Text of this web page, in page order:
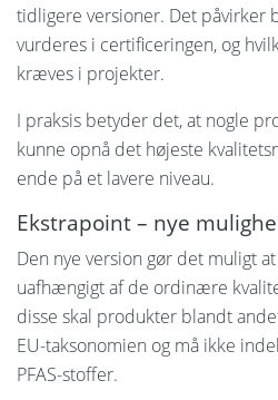
tidligere versioner. Det påvirker
vurderes i certificeringen, og
kræves i projekter.
I praksis betyder det, at nogle
kunne opnå det højeste
ende på et lavere niveau.
Ekstrapoint – nye
Den nye version gør det muligt
uafhængigt af de ordinære
disse skal produkter blandt
EU-taksonomien og må ikke
PFAS-stoffer.